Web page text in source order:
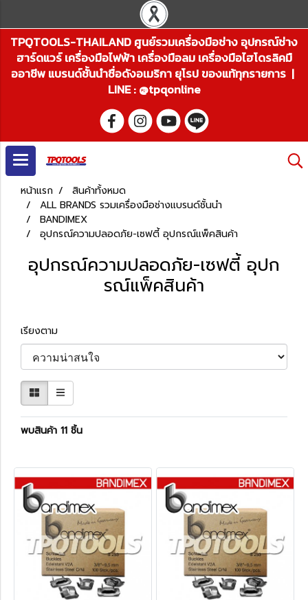
TPQTOOLS-THAILAND ศูนย์รวมเครื่องมือช่าง อุปกรณ์ช่าง
ฮาร์ดแวร์ เครื่องมือไฟฟ้า เครื่องมือลม เครื่องมือไฮโดรลิคมื
ออาชีพ แบรนด์ชั้นนำชื่อดังอเมริกา ยุโรป ของแท้ทุกรายการ |
LINE : @tpqonline
หน้าแรก
สินค้าทั้งหมด
ALL BRANDS รวมเครื่องมือช่างแบรนด์ชั้นนำ
BANDIMEX
อุปกรณ์ความปลอดภัย-เซฟตี้ อุปกรณ์แพ็คสินค้า
อุปกรณ์ความปลอดภัย-เซฟตี้ อุปก
รณ์แพ็คสินค้า
เรียงตาม
พบสินค้า 11 ชิ้น